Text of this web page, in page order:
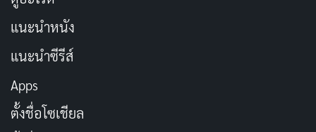
แนะนำหนัง
แนะนำซีรีส์
Apps
ตั้งชื่อโซเชียล